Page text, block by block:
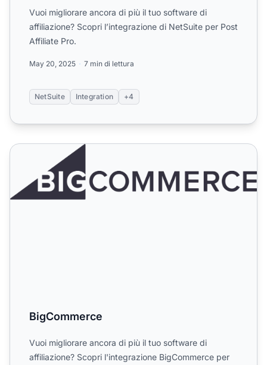
Vuoi migliorare ancora di più il tuo software di
affiliazione? Scopri l’integrazione di NetSuite per Post
Affiliate Pro.
May 20, 2025 7 min di lettura
NetSuite Integration +4
BigCommerce
BigCommerce
Vuoi migliorare ancora di più il tuo software di
affiliazione? Scopri l'integrazione BigCommerce per